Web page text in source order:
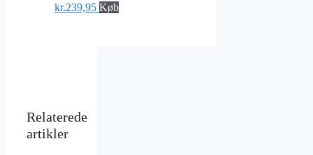
kr.239,95 Køb